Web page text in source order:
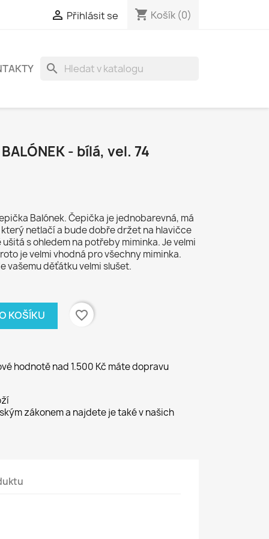
 Přihlásit se shopping_cart Košík (0)
search
- bílá, vel. 74
Balónek. Čepička je jednobarevná, má
netlačí a bude dobře držet na hlavičce
s ohledem na potřeby miminka. Je velmi
je velmi vhodná pro všechny miminka.
vašemu děťátku velmi slušet.
KOŠÍKU favorite_border
hodnotě nad 1.500 Kč máte dopravu
zákonem a najdete je také v našich